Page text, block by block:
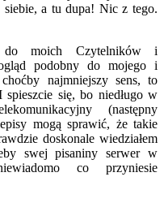
a tu dupa! Nic z tego.
do moich Czytelników i
podobny do mojego i
najmniejszy sens, to
się, bo niedługo w
(następny
mogą sprawić, że takie
doskonale wiedziałem
swej pisaniny serwer w
co przyniesie